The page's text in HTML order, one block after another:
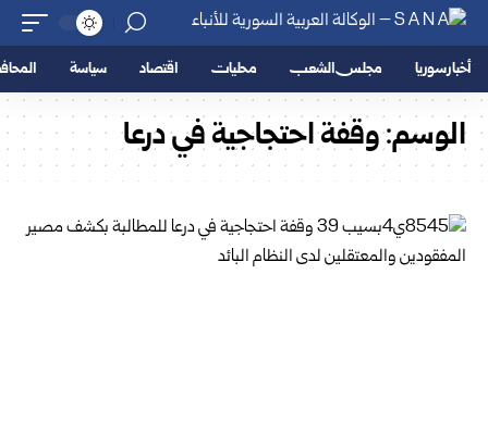
أخبار سوريا مجلس الشعب محليات اقتصاد سياسة
الوسم:وقفة احتجاجية في درعا